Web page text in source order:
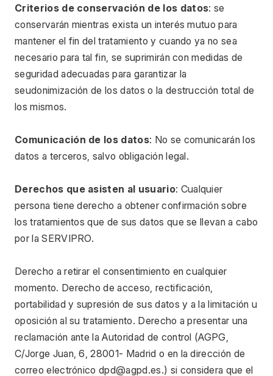
Criterios de conservación de los datos: se
conservarán mientras exista un interés mutuo para
mantener el fin del tratamiento y cuando ya no sea
necesario para tal fin, se suprimirán con medidas de
seguridad adecuadas para garantizar la
seudonimización de los datos o la destrucción total de
los mismos.
Comunicación de los datos: No se comunicarán los
datos a terceros, salvo obligación legal.
Derechos que asisten al usuario: Cualquier
persona tiene derecho a obtener confirmación sobre
los tratamientos que de sus datos que se llevan a cabo
por la SERVIPRO.
Derecho a retirar el consentimiento en cualquier
momento. Derecho de acceso, rectificación,
portabilidad y supresión de sus datos y a la limitación u
oposición al su tratamiento. Derecho a presentar una
reclamación ante la Autoridad de control (AGPG,
C/Jorge Juan, 6, 28001- Madrid o en la dirección de
correo electrónico dpd@agpd.es.) si considera que el